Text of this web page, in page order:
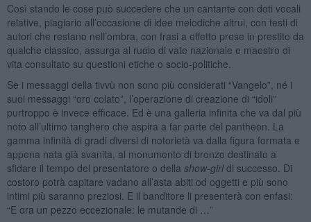
Così stando le cose può succedere che un cantante con doti vocali
relative, plagiario all’occasione di idee melodiche altrui, con testi di
autori che restano nell’ombra, con frasi a effetto prese in prestito da
qualche classico, assurga al ruolo di vate nazionale e maestro di
vita consultato su questioni etiche o socio-politiche.
Se i messaggi della tivvù non sono più considerati “Vangelo”, né i
suoi messaggi “oro colato”, l’operazione di creazione di “idoli”
purtroppo è invece efficace. Ed è una galleria infinita che va dal più
noto all’ultimo tanghero che aspira a far parte del pantheon. La
gamma infinità di gradi diversi di notorietà va dalla figura formata e
appena nata già svanita, al monumento di bronzo destinato a
sfidare il tempo del presentatore o della show-girldi successo. Di
costoro potrà capitare vadano all’asta abiti od oggetti e più sono
intimi più saranno preziosi. E il banditore li presenterà con enfasi:
“E ora un pezzo eccezionale: le mutande di …”